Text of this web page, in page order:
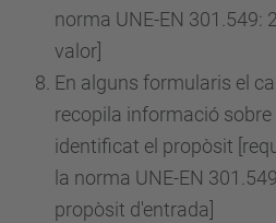
norma UNE-EN 301.549:
valor]
En alguns formularis el
recopila informació
identificat el propòsit
la norma UNE-EN
propòsit d'entrada]